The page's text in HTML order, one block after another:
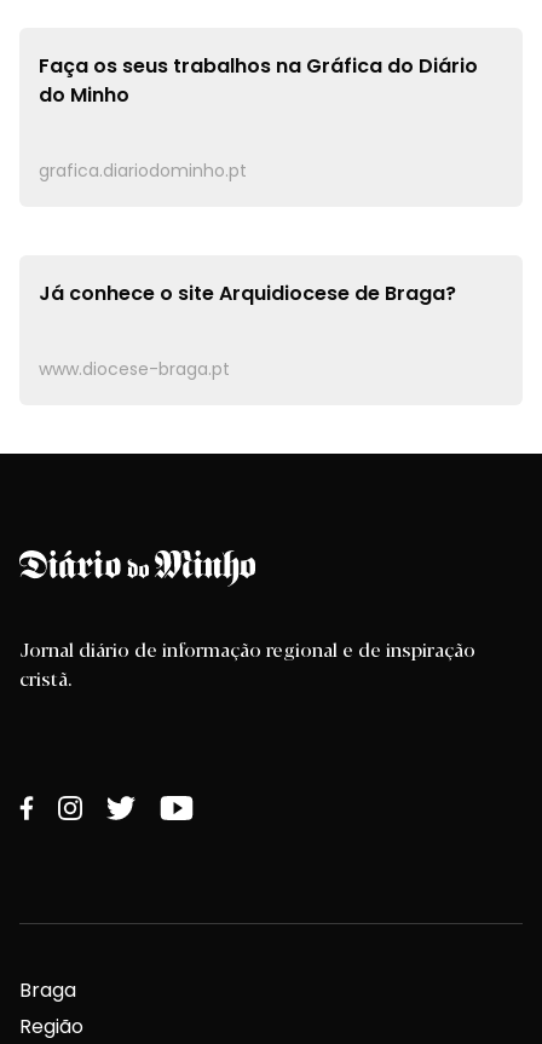
Faça os seus trabalhos na Gráfica do Diário
do Minho
grafica.diariodominho.pt
Já conhece o siteArquidiocese de Braga?
www.diocese-braga.pt
Jornal diário de informação regional e de inspiração
cristã.
Braga
Região